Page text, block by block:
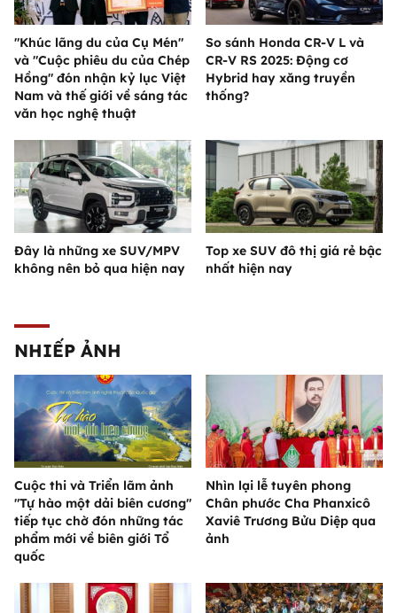
"Khúc lãng du của Cụ Mén"
và "Cuộc phiêu du của Chép
Hồng" đón nhận kỷ lục Việt
Nam và thế giới về sáng tác
văn học nghệ thuật
So sánh Honda CR-V L và
CR-V RS 2025: Động cơ
Hybrid hay xăng truyền
thống?
Đây là những xe SUV/MPV
không nên bỏ qua hiện nay
Top xe SUV đô thị giá rẻ bậc
nhất hiện nay
NHIẾP ẢNH
Cuộc thi và Triển lãm ảnh
"Tự hào một dải biên cương"
tiếp tục chờ đón những tác
phẩm mới về biên giới Tổ
quốc
Nhìn lại lễ tuyên phong
Chân phước Cha Phanxicô
Xaviê Trương Bửu Diệp qua
ảnh